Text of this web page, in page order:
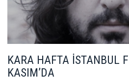
KARA HAFTA İSTANBUL
KASIM’DA